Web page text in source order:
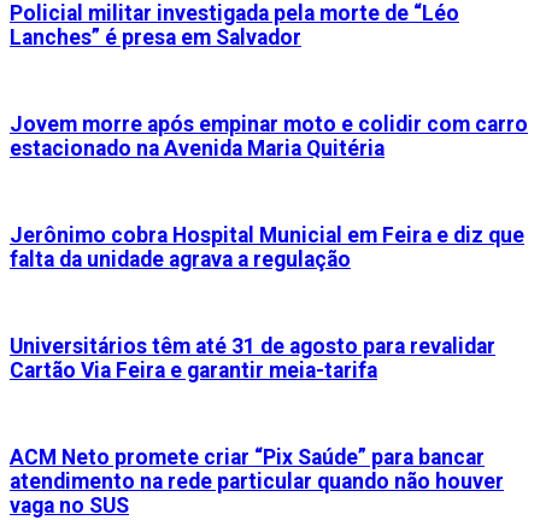
Policial militar investigada pela morte de “Léo
Lanches” é presa em Salvador
Jovem morre após empinar moto e colidir com carro
estacionado na Avenida Maria Quitéria
Jerônimo cobra Hospital Municial em Feira e diz que
falta da unidade agrava a regulação
Universitários têm até 31 de agosto para revalidar
Cartão Via Feira e garantir meia-tarifa
ACM Neto promete criar “Pix Saúde” para bancar
atendimento na rede particular quando não houver
vaga no SUS